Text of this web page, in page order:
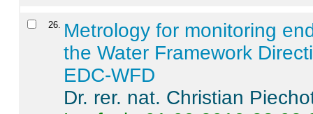
26. Metrology for monitoring
the Water Framework
EDC-WFD
Dr. rer. nat. Christian